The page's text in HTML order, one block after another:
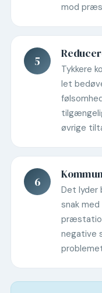
mod
5
Tykkere
let
øvrige
6
Det lyder
snak
negative